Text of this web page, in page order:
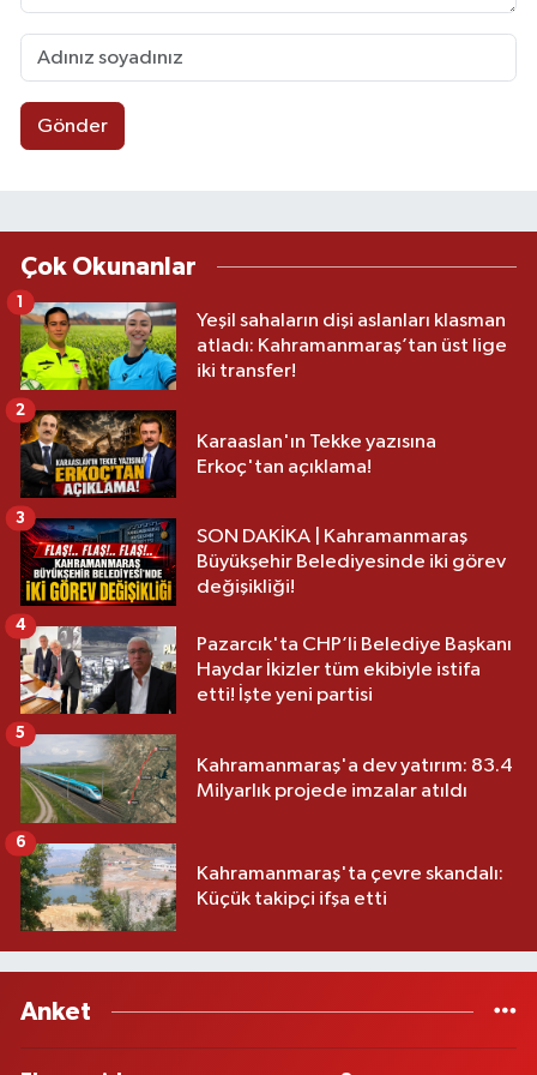
Gönder
Çok Okunanlar
Yeşil sahaların dişi aslanları klasman
atladı: Kahramanmaraş’tan üst lige
iki transfer!
1
Karaaslan'ın Tekke yazısına
Erkoç'tan açıklama!
2
SON DAKİKA | Kahramanmaraş
Büyükşehir Belediyesinde iki görev
değişikliği!
3
Pazarcık'ta CHP’li Belediye Başkanı
Haydar İkizler tüm ekibiyle istifa
etti! İşte yeni partisi
4
Kahramanmaraş'a dev yatırım: 83.4
Milyarlık projede imzalar atıldı
5
Kahramanmaraş'ta çevre skandalı:
Küçük takipçi ifşa etti
6
Anket